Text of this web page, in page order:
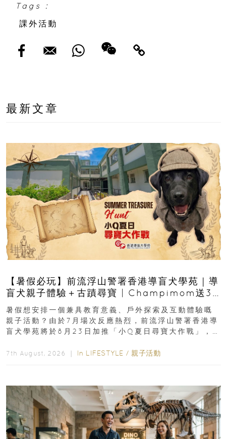
Tags :
課外活動
最新文章
【暑假必玩】前流浮山警署香港導盲犬學苑｜導
盲犬親子體驗＋古蹟尋寶 | Champimom送3
組免費名額
暑假想安排一個兼具教育意義、戶外探索及互動體驗嘅
親子活動？由於7月場次反應熱烈，前流浮山警署香港導
盲犬學苑將於8月23日加推「小Q夏日尋寶大作戰」，家
7th August, 2026 ｜ In LIFESTYLE / 親子活動